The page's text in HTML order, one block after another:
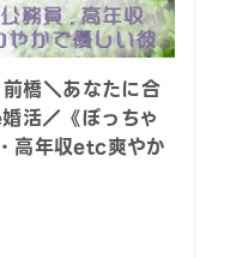
橋＼あなたに合
活／《ぽっちゃ
高年収etc爽やか